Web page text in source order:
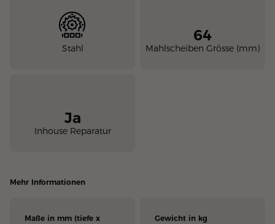
Stahl
64
Mahlscheiben Grösse (mm)
Ja
Inhouse Reparatur
Mehr Informationen
Maße in mm (tiefe x
Gewicht in kg